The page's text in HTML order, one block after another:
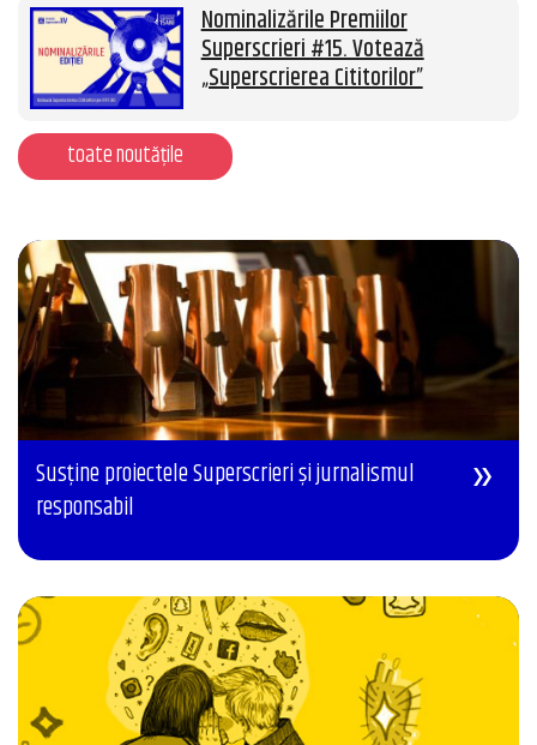
Nominalizările Premiilor
Superscrieri #15. Votează
„Superscrierea Cititorilor”
toate noutățile
Susține proiectele Superscrieri și jurnalismul
responsabil